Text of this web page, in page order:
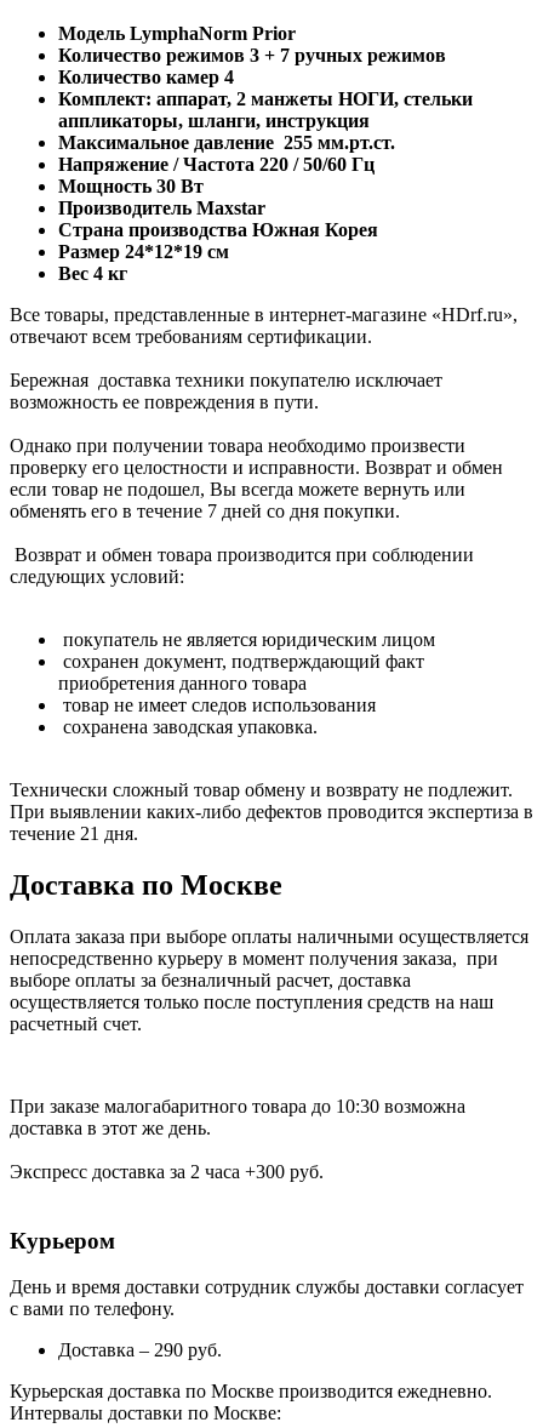
Модель LymphaNorm Prior
Количество режимов 3 + 7 ручных режимов
Количество камер 4
Комплект: аппарат, 2 манжеты НОГИ, стельки
аппликаторы, шланги, инструкция
Максимальное давление 255 мм.рт.ст.
Напряжение / Частота 220 / 50/60 Гц
Мощность 30 Вт
Производитель Maxstar
Страна производства Южная Корея
Размер 24*12*19 см
Вес 4 кг
Все товары, представленные в интернет-магазине «HDrf.ru»,
отвечают всем требованиям сертификации.
Бережная доставка техники покупателю исключает
возможность ее повреждения в пути.
Однако при получении товара необходимо произвести
проверку его целостности и исправности. Возврат и обмен
если товар не подошел, Вы всегда можете вернуть или
обменять его в течение 7 дней со дня покупки.
Возврат и обмен товара производится при соблюдении
следующих условий:
покупатель не является юридическим лицом
сохранен документ, подтверждающий факт
приобретения данного товара
товар не имеет следов использования
сохранена заводская упаковка.
Технически сложный товар обмену и возврату не подлежит.
При выявлении каких-либо дефектов проводится экспертиза в
течение 21 дня.
Доставка по Москве
Оплата заказа при выборе оплаты наличными осуществляется
непосредственно курьеру в момент получения заказа, при
выборе оплаты за безналичный расчет, доставка
осуществляется только после поступления средств на наш
расчетный счет.
При заказе малогабаритного товара до 10:30 возможна
доставка в этот же день.
Экспресс доставка за 2 часа +300 руб.
Курьером
День и время доставки сотрудник службы доставки согласует
с вами по телефону.
Доставка – 290 руб.
Курьерская доставка по Москве производится ежедневно.
Интервалы доставки по Москве: